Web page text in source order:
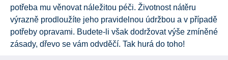
potřeba mu věnovat náležitou péči. Životnost nátěru
výrazně prodloužíte jeho pravidelnou údržbou a v případě
potřeby opravami. Budete-li však dodržovat výše zmíněné
zásady, dřevo se vám odvděčí. Tak hurá do toho!